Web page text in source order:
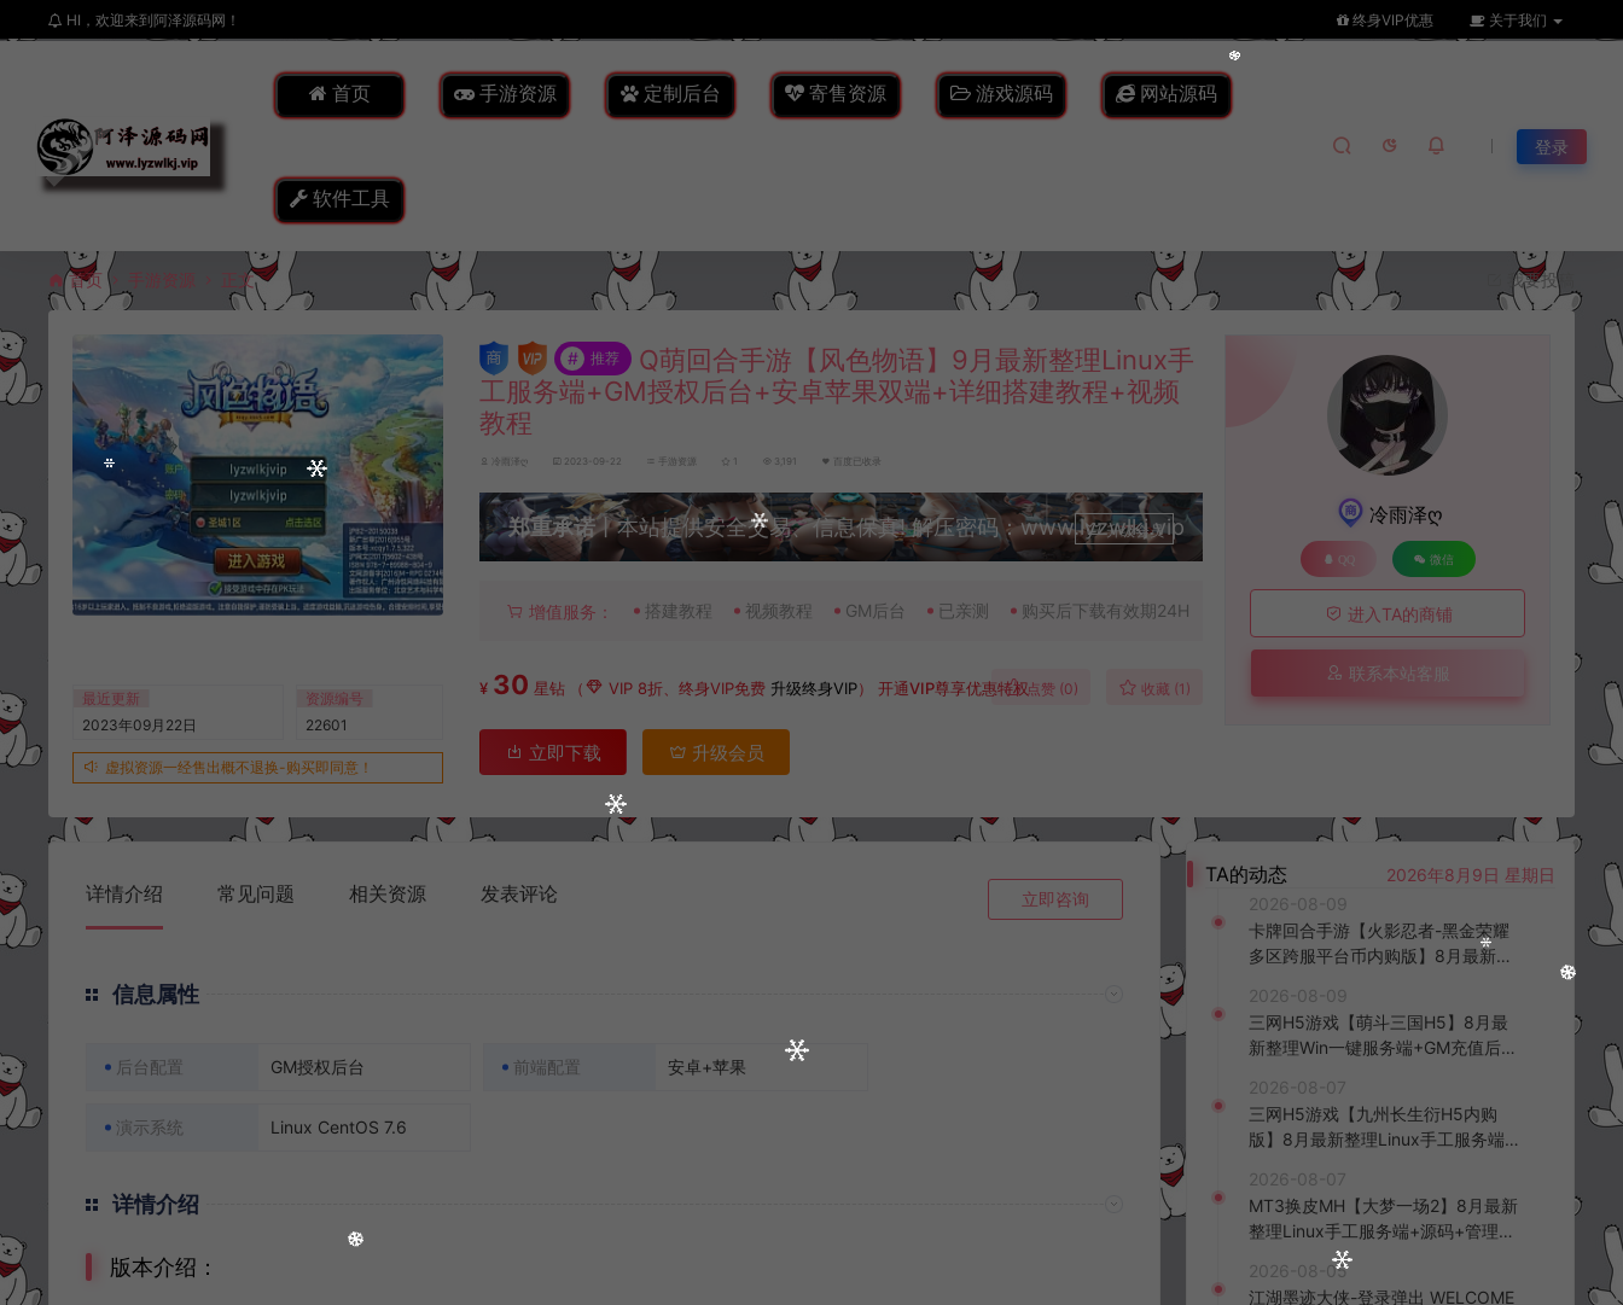
HI，欢迎来到阿泽源码网！ 终身VIP优惠 关于我们
首页 手游资源 定制后台 寄售资源 游戏源码 网站源码
软件工具
登录
首页 手游资源 正文 我要投稿
最近更新
2023年09月22日
资源编号
22601
虚拟资源一经售出概不退换-购买即同意！
# 推荐
Q萌回合手游【风色物语】9月最新整理Linux手
工服务端+GM授权后台+安卓苹果双端+详细搭建教程+视频
教程
冷雨泽ღ 2023-09-22 手游资源 1 3,191 百度已收录
郑重承诺丨本站提供安全交易、信息保真! 解压密码：www.lyzwlkj.vip
升级会员
增值服务： 搭建教程 视频教程 GM后台 已亲测 购买后下载有效期24H
¥ 30 星钻 （ VIP 8折、终身VIP免费 升级终身VIP）开通VIP尊享优惠特权点赞 (0) 收藏 (1)
立即下载 升级会员
冷雨泽ღ
QQ 微信
进入TA的商铺
联系本站客服
详情介绍 常见问题 相关资源 发表评论 立即咨询
信息属性
后台配置 GM授权后台 前端配置 安卓+苹果
演示系统 Linux CentOS 7.6
详情介绍
版本介绍：
TA的动态
2026年8月9日 星期日
2026-08-09
卡牌回合手游【火影忍者-黑金荣耀
多区跨服平台币内购版】8月最新整
+安卓+详细搭建教程+视频教程
2026-08-09
三网H5游戏【萌斗三国H5】8月最
新整理Win一键服务端+GM充值后台
频教程
2026-08-07
三网H5游戏【九州长生衍H5内购
版】8月最新整理Linux手工服务端
客户端+详细搭建教程+视频教程
2026-08-07
MT3换皮MH【大梦一场2】8月最新
整理Linux手工服务端+源码+管理后
台+安卓苹果双端+详细搭建教程+视
频教程
2026-08-05
江湖墨迹大侠-登录弹出 WELCOME